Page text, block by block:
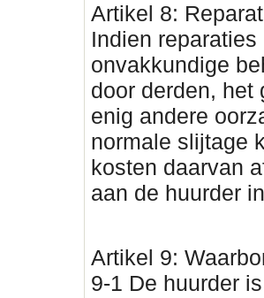
Artikel 8:
Indien
onvakkundige
door derden, het
enig andere
normale slijtage
kosten daarvan
aan de huurder
Artikel 9:
9-1 De huurder